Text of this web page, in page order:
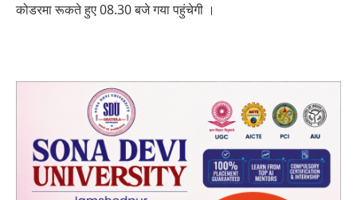
कोडरमा रूकते हुए 08.30 बजे गया पहुंचेगी ।